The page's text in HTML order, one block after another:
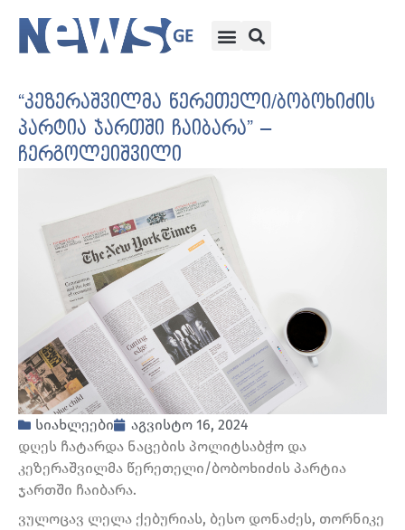
“კეზერაშვილმა წერეთელი/ბობოხიძის
პარტია ჯართში ჩაიბარა” –
ჩერგოლეიშვილი
სიახლეები
აგვისტო 16, 2024
დღეს ჩატარდა ნაცების პოლიტსაბჭო და
კეზერაშვილმა წერეთელი/ბობოხიძის პარტია
ჯართში ჩაიბარა.
ვულოცავ ლელა ქებურიას, ბესო დონაძეს, თორნიკე